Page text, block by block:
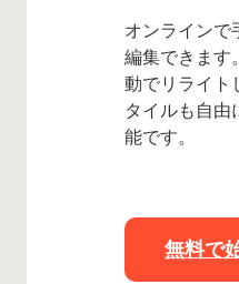
オンラインで
編集できます
動でリライト
タイルも自由
能です。
無料で